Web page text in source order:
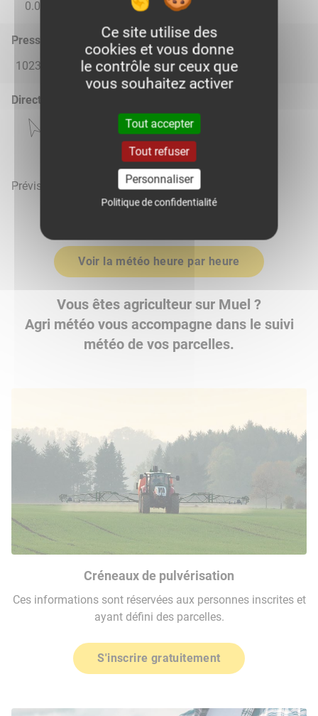
0.0 0.0
Pression atmosphérique (hPa)
1023.0
1022.0 1015.0 1012.0 1015.0
Direction du vent
Prévisions météo mises à jour le 6 août 2026 à 15h
Voir la météo heure par heure
Vous êtes agriculteur sur Muel ?
Agri météo vous accompagne dans le suivi
météo de vos parcelles.
Créneaux de pulvérisation
Ces informations sont réservées aux personnes inscrites et
ayant défini des parcelles.
S'inscrire gratuitement
Ce site utilise des
cookies et vous donne
le contrôle sur ceux que
vous souhaitez activer
Tout accepter
Tout refuser
Personnaliser
Politique de confidentialité